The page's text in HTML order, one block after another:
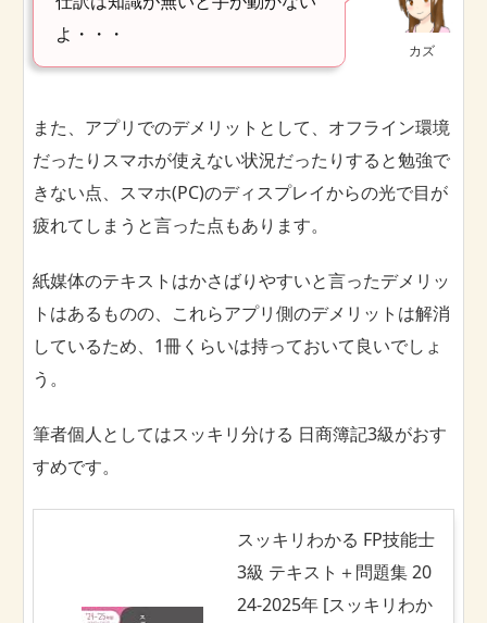
カズ
よ・・・
また、アプリでのデメリットとして、オフライン環境
だったりスマホが使えない状況だったりすると勉強で
きない点、スマホ(PC)のディスプレイからの光で目が
疲れてしまうと言った点もあります。
紙媒体のテキストはかさばりやすいと言ったデメリッ
トはあるものの、これらアプリ側のデメリットは解消
しているため、1冊くらいは持っておいて良いでしょ
う。
筆者個人としてはスッキリ分ける 日商簿記3級がおす
すめです。
スッキリわかる FP技能士
3級 テキスト＋問題集 20
24-2025年 [スッキリわか